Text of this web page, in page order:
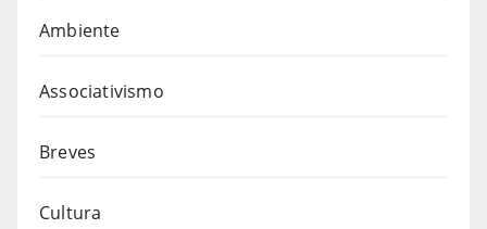
Ambiente
Associativismo
Breves
Cultura